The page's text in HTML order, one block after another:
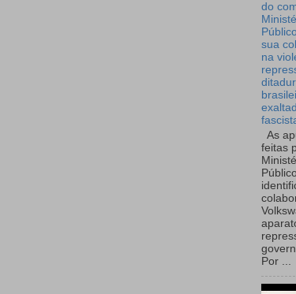
do
sua
na
As
feitas
Por ...